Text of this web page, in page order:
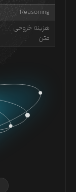
Reasoning
هزینه خروجی
متن